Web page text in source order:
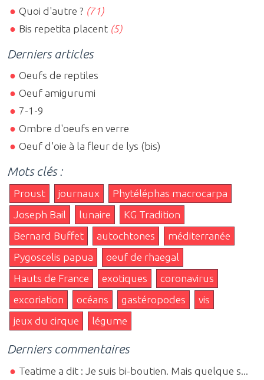
Quoi d'autre ? (71)
Bis repetita placent (5)
Derniers articles
Oeufs de reptiles
Oeuf amigurumi
7-1-9
Ombre d'oeufs en verre
Oeuf d'oie à la fleur de lys (bis)
Mots clés :
Proust journaux
Phytéléphas macrocarpa
Joseph Bail
lunaire
KG Tradition
Bernard Buffet
autochtones
méditerranée
Pygoscelis papua
oeuf de rhaegal
Hauts de France
exotiques
coronavirus
excoriation
océans gastéropodes
vis
jeux du cirque
légume
Derniers commentaires
Teatime a dit : Je suis bi-boutien. Mais quelque s...